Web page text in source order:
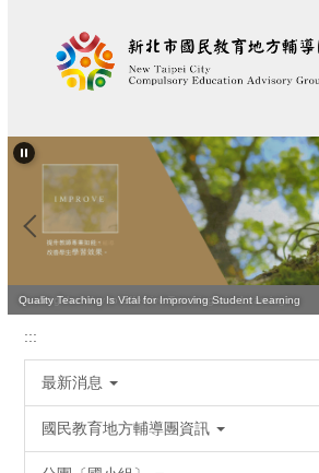
區
Leading the Way to Effective Teaching and Learning
Quality Teaching Is Vital for Improving Student Learning
:::
最新消息
國民教育地方輔導團資訊